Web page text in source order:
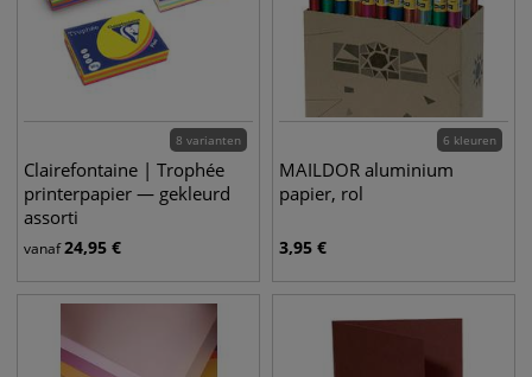
8 varianten
Clairefontaine | Trophée
printerpapier — gekleurd
assorti
vanaf24,95 €
6 kleuren
MAILDOR aluminium
papier, rol
3,95 €